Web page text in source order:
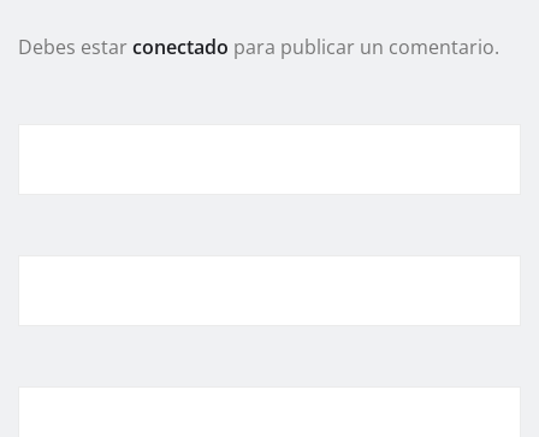
Debes estarconectado para publicar un comentario.